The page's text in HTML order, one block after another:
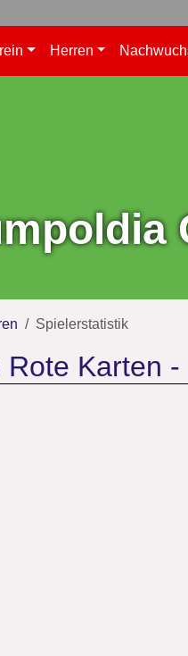
Herren
Spielerstatistik
Rote Karten -